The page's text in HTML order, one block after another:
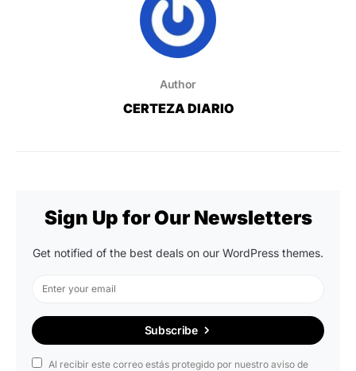
Author
CERTEZA DIARIO
Sign Up for Our Newsletters
Get notified of the best deals on our WordPress themes.
Subscribe
Al recibir este correo estás protegido por nuestro aviso de